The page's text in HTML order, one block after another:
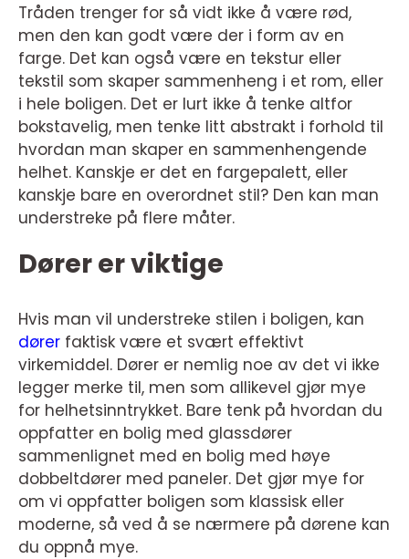
Tråden trenger for så vidt ikke å være rød,
men den kan godt være der i form av en
farge. Det kan også være en tekstur eller
tekstil som skaper sammenheng i et rom, eller
i hele boligen. Det er lurt ikke å tenke altfor
bokstavelig, men tenke litt abstrakt i forhold til
hvordan man skaper en sammenhengende
helhet. Kanskje er det en fargepalett, eller
kanskje bare en overordnet stil? Den kan man
understreke på flere måter.
Dører er viktige
Hvis man vil understreke stilen i boligen, kan
dører faktisk være et svært effektivt
virkemiddel. Dører er nemlig noe av det vi ikke
legger merke til, men som allikevel gjør mye
for helhetsinntrykket. Bare tenk på hvordan du
oppfatter en bolig med glassdører
sammenlignet med en bolig med høye
dobbeltdører med paneler. Det gjør mye for
om vi oppfatter boligen som klassisk eller
moderne, så ved å se nærmere på dørene kan
du oppnå mye.